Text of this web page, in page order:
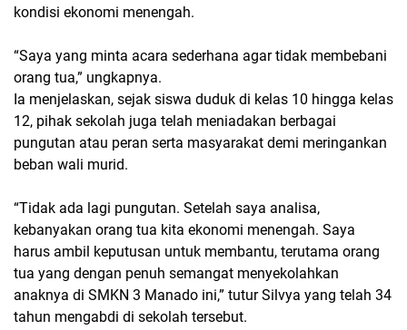
kondisi ekonomi menengah.
“Saya yang minta acara sederhana agar tidak membebani
orang tua,” ungkapnya.
Ia menjelaskan, sejak siswa duduk di kelas 10 hingga kelas
12, pihak sekolah juga telah meniadakan berbagai
pungutan atau peran serta masyarakat demi meringankan
beban wali murid.
“Tidak ada lagi pungutan. Setelah saya analisa,
kebanyakan orang tua kita ekonomi menengah. Saya
harus ambil keputusan untuk membantu, terutama orang
tua yang dengan penuh semangat menyekolahkan
anaknya di SMKN 3 Manado ini,” tutur Silvya yang telah 34
tahun mengabdi di sekolah tersebut.